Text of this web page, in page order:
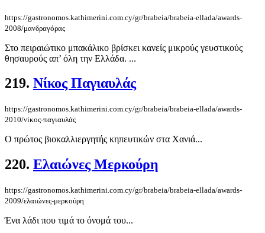
https://gastronomos.kathimerini.com.cy/gr/brabeia/brabeia-ellada/awards-
2008/μανδραγόρας
Στο πειραιώτικο μπακάλικο βρίσκει κανείς μικρούς γευστικούς
θησαυρούς απ’ όλη την Ελλάδα. ...
219. Νίκος Παγιαυλάς
https://gastronomos.kathimerini.com.cy/gr/brabeia/brabeia-ellada/awards-
2010/νίκος-παγιαυλάς
Ο πρώτος βιοκαλλιεργητής κηπευτικών στα Χανιά...
220. Ελαιώνες Μερκούρη
https://gastronomos.kathimerini.com.cy/gr/brabeia/brabeia-ellada/awards-
2009/ελαιώνες-μερκούρη
Ένα λάδι που τιμά το όνομά του...